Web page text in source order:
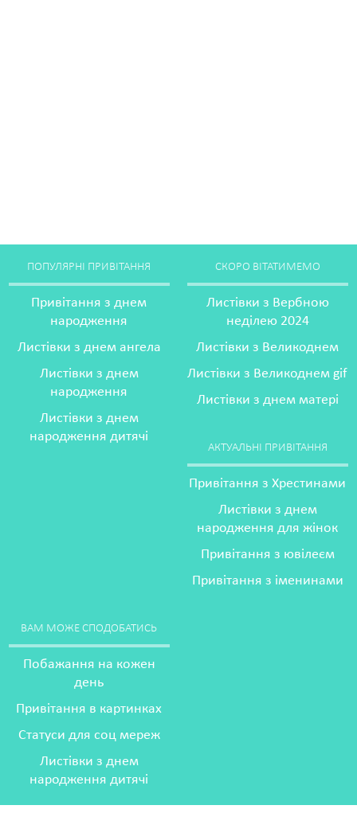
ПОПУЛЯРНІ ПРИВІТАННЯ
Привітання з днем
народження
Листівки з днем ангела
Листівки з днем
народження
Листівки з днем
народження дитячі
СКОРО ВІТАТИМЕМО
Листівки з Вербною
неділею 2024
Листівки з Великоднем
Листівки з Великоднем gif
Листівки з днем матері
АКТУАЛЬНІ ПРИВІТАННЯ
Привітання з Хрестинами
Листівки з днем
народження для жінок
Привітання з ювілеєм
Привітання з іменинами
ВАМ МОЖЕ СПОДОБАТИСЬ
Побажання на кожен
день
Привітання в картинках
Статуси для соц мереж
Листівки з днем
народження дитячі